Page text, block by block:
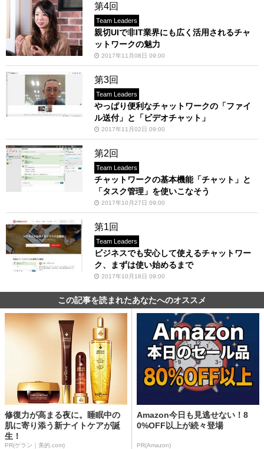
第4回
Team Leaders
親切UIで非IT業界にも広く活用されるチャ
ットワークの魅力
2017年11月08日 09:00
第3回
Team Leaders
やっぱり便利なチャットワークの「ファイ
ル送付」と「ビデオチャット」
2017年11月02日 09:00
第2回
Team Leaders
チャットワークの基本機能「チャット」と
「タスク管理」を使いこなそう
2017年10月27日 09:00
第1回
Team Leaders
ビジネスでも安心して使えるチャットワー
ク、まずは使い始めるまで
2017年10月18日 09:00
この記事を読まれたあなたへのオススメ
修復力が高まる夜に。睡眠中の
肌に寄り添う新ナイトケアが誕
生！
PR(ゲラン｜美的.com)
Amazon今日も見逃せない！8
0%OFF以上が続々登場
PR(Amazon)